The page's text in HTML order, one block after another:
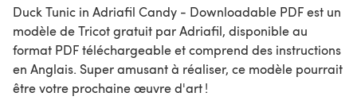
Duck Tunic in Adriafil Candy - Downloadable PDF est un
modèle de Tricot gratuit par Adriafil, disponible au
format PDF téléchargeable et comprend des instructions
en Anglais. Super amusant à réaliser, ce modèle pourrait
être votre prochaine œuvre d'art !